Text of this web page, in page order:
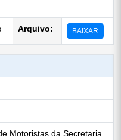
Arquivo: BAIXAR
Motoristas da Secretaria